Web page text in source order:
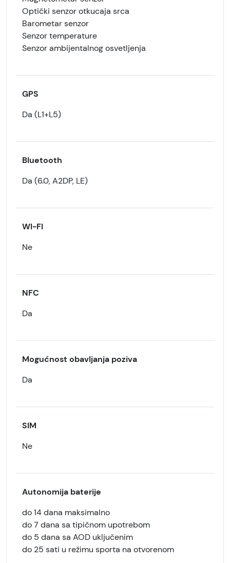
Optički senzor otkucaja srca
Barometar senzor
Senzor temperature
Senzor ambijentalnog osvetljenja
GPS
Da (L1+L5)
Bluetooth
Da (6.0, A2DP, LE)
WI-FI
Ne
NFC
Da
Mogućnost obavljanja poziva
Da
SIM
Ne
Autonomija baterije
do 14 dana maksimalno
do 7 dana sa tipičnom upotrebom
do 5 dana sa AOD uključenim
do 25 sati u režimu sporta na otvorenom